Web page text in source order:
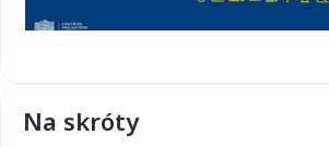
Na skróty